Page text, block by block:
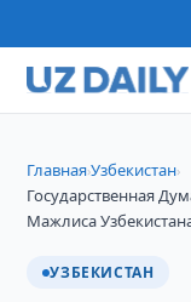
Главная›Узбекистан›
Государственная
Мажлиса
УЗБЕКИСТАН